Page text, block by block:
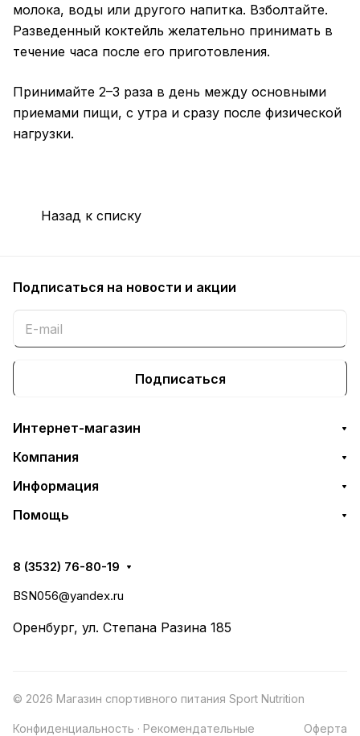
молока, воды или другого напитка. Взболтайте.
Разведенный коктейль желательно принимать в
течение часа после его приготовления.
Принимайте 2–3 раза в день между основными
приемами пищи, с утра и сразу после физической
нагрузки.
Назад к списку
Подписаться на новости и акции
Подписаться
Интернет-магазин
Компания
Информация
Помощь
8 (3532) 76-80-19
BSN056@yandex.ru
Оренбург, ул. Степана Разина 185
© 2026 Магазин спортивного питания Sport Nutrition
Конфиденциальность · Рекомендательные Оферта